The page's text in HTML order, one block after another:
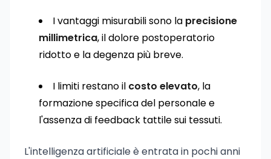
I vantaggi misurabili sono la precisione
millimetrica, il dolore postoperatorio
ridotto e la degenza più breve.
I limiti restano il costo elevato, la
formazione specifica del personale e
l'assenza di feedback tattile sui tessuti.
L'intelligenza artificiale è entrata in pochi anni